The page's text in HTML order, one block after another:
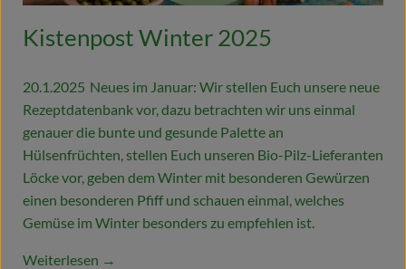
Kistenpost Winter 2025
20.1.2025 Neues im Januar: Wir stellen Euch unsere neue
Rezeptdatenbank vor, dazu betrachten wir uns einmal
genauer die bunte und gesunde Palette an
Hülsenfrüchten, stellen Euch unseren Bio-Pilz-Lieferanten
Löcke vor, geben dem Winter mit besonderen Gewürzen
einen besonderen Pfiff und schauen einmal, welches
Gemüse im Winter besonders zu empfehlen ist.
Weiterlesen →